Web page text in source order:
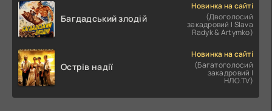
Багдадський злодій
Новинка на сайті
(Двоголосий
закадровий | Slava
Radyk & Artymko)
Острів надії
Новинка на сайті
(Багатоголосий
закадровий |
НЛО.TV)